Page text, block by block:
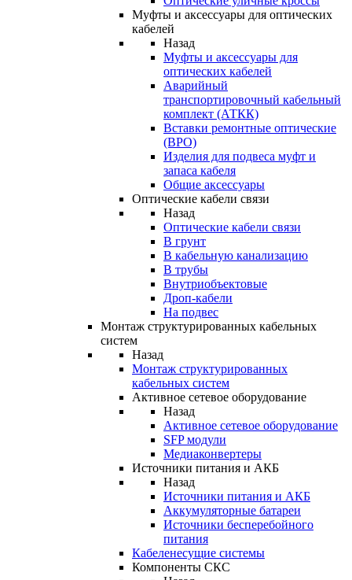
Муфты и аксессуары для оптических
кабелей
Назад
Муфты и аксессуары для
оптических кабелей
Аварийный
транспортировочный кабельный
комплект (АТКК)
Вставки ремонтные оптические
(ВРО)
Изделия для подвеса муфт и
запаса кабеля
Общие аксессуары
Оптические кабели связи
Назад
Оптические кабели связи
В грунт
В кабельную канализацию
В трубы
Внутриобъектовые
Дроп-кабели
На подвес
Монтаж структурированных кабельных
систем
Назад
Монтаж структурированных
кабельных систем
Активное сетевое оборудование
Назад
Активное сетевое оборудование
SFP модули
Медиаконвертеры
Источники питания и АКБ
Назад
Источники питания и АКБ
Аккумуляторные батареи
Источники бесперебойного
питания
Кабеленесущие системы
Компоненты СКС